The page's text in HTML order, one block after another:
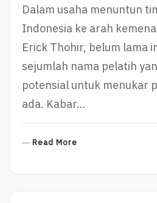
Dalam usaha menuntun
Indonesia ke arah
Erick Thohir, belum lama
sejumlah nama pelatih
potensial untuk menukar
ada. Kabar…
Read More